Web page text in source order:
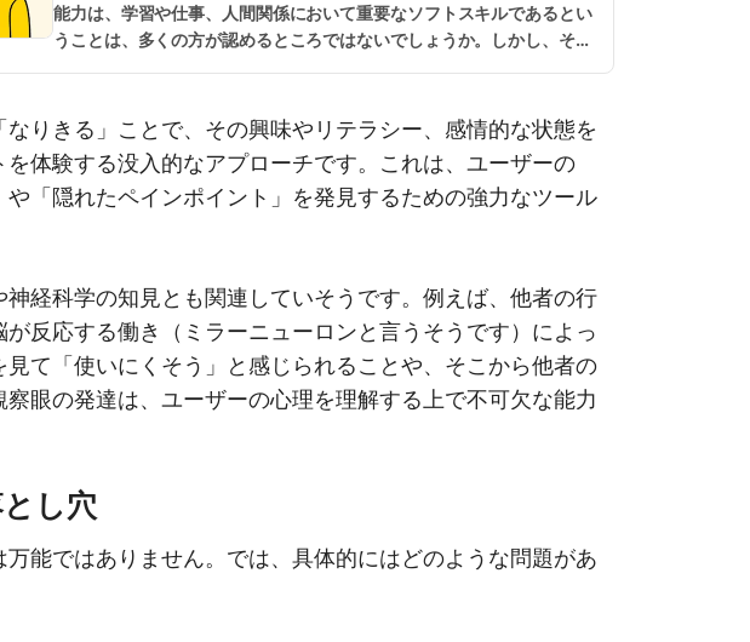
能力は、学習や仕事、人間関係において重要なソフトスキルであるとい
うことは、多くの方が認めるところではないでしょうか。しかし、その
りきる」ことで、その興味やリテラシー、感情的な状態を
を体験する没入的なアプローチです。これは、ユーザーの
や「隠れたペインポイント」を発見するための強力なツール
神経科学の知見とも関連していそうです。例えば、他者の行
反応する働き（ミラーニューロンと言うそうです）によっ
見て「使いにくそう」と感じられることや、そこから他者の
眼の発達は、ユーザーの心理を理解する上で不可欠な能力
し穴
万能ではありません。では、具体的にはどのような問題があ